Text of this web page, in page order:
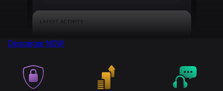
Descargar NOW